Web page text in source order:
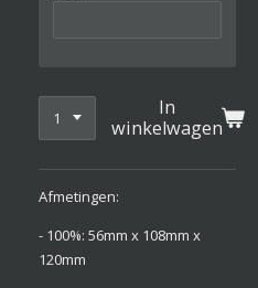
In
winkelwagen
Afmetingen:
- 100%: 56mm x 108mm x
120mm